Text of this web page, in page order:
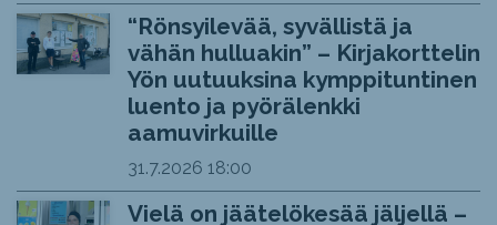
“Rönsyilevää, syvällistä ja
vähän hulluakin” – Kirjakorttelin
Yön uutuuksina kymppituntinen
luento ja pyörälenkki
aamuvirkuille
31.7.2026 18:00
Vielä on jäätelökesää jäljellä –